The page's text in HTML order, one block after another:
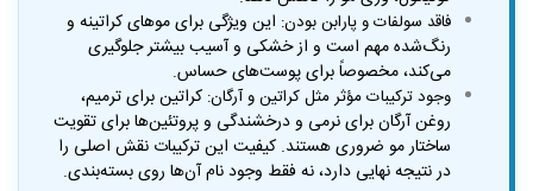
فاقد سولفات و پارابن بودن: این ویژگی برای موهای کراتینه و
رنگ‌شده مهم است و از خشکی و آسیب بیشتر جلوگیری
می‌کند، مخصوصاً برای پوست‌های حساس.
وجود ترکیبات مؤثر مثل کراتین و آرگان: کراتین برای ترمیم،
روغن آرگان برای نرمی و درخشندگی و پروتئین‌ها برای تقویت
ساختار مو ضروری هستند. کیفیت این ترکیبات نقش اصلی را
در نتیجه نهایی دارد، نه فقط وجود نام آن‌ها روی بسته‌بندی.